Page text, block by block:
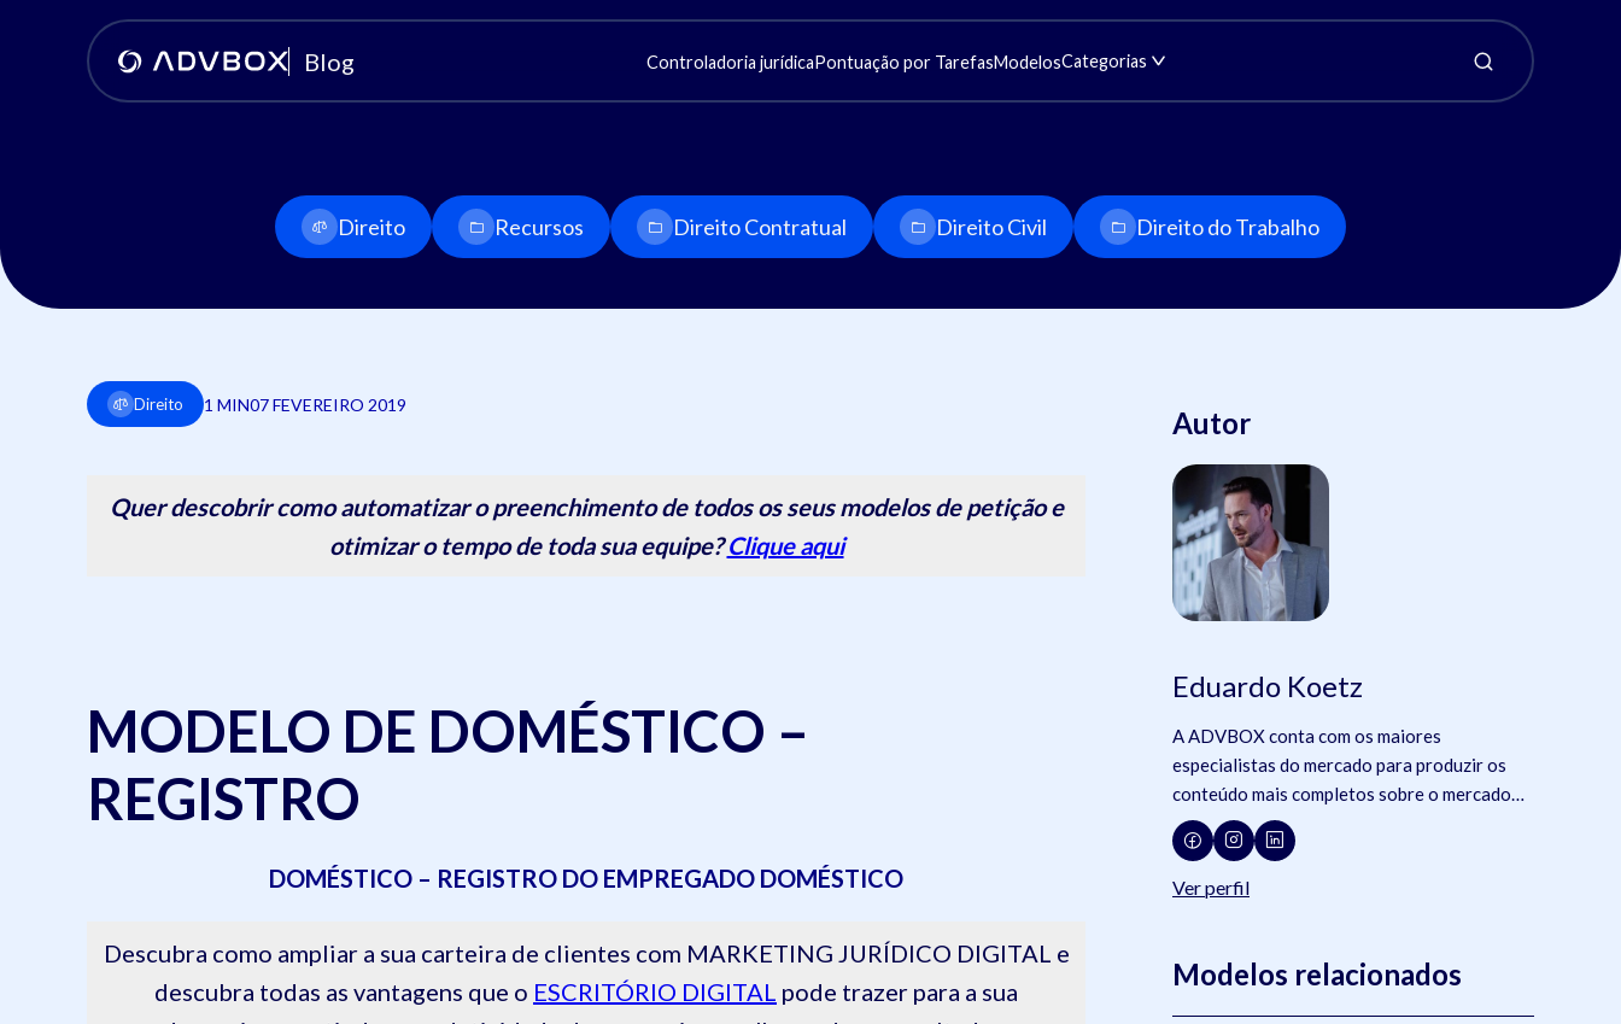
Blog Controladoria jurídicaPontuação por TarefasModelosCategorias
Direito Recursos Direito Contratual Direito Civil Direito do Trabalho
Direito 1 MIN07 FEVEREIRO 2019
Quer descobrir como automatizar o preenchimento de todos os seus modelos de petição e
otimizar o tempo de toda sua equipe?Clique aqui
MODELO DE DOMÉSTICO –
REGISTRO
DOMÉSTICO – REGISTRO DO EMPREGADO DOMÉSTICO
Descubra como ampliar a sua carteira de clientes com MARKETING JURÍDICO DIGITAL e
descubra todas as vantagens que o ESCRITÓRIO DIGITAL pode trazer para a sua
Autor
Eduardo Koetz
A ADVBOX conta com os maiores
especialistas do mercado para produzir os
conteúdo mais completos sobre o mercado
jurídico, tecnologia e advocacia.
Ver perfil
Modelos relacionados